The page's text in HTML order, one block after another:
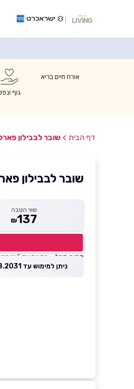
אורח חיים בריא
גוף
דף הבית > שובר לבבילון
שובר לבבילון
שווי הטבה
₪137
מחיר מוזל — זכאות עד 5 שוברים לחודש קלנדרי
ניתן למימוש עד 08.08.2031